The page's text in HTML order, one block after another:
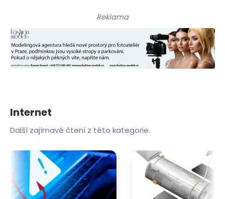
Reklama
Internet
Další zajímavé čtení z této kategorie.